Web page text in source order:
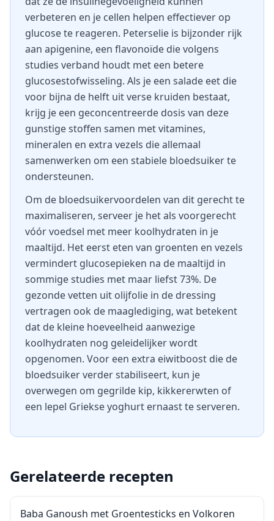
verbeteren en je cellen helpen effectiever op
glucose te reageren. Peterselie is bijzonder rijk
aan apigenine, een flavonoïde die volgens
studies verband houdt met een betere
glucosestofwisseling. Als je een salade eet die
voor bijna de helft uit verse kruiden bestaat,
krijg je een geconcentreerde dosis van deze
gunstige stoffen samen met vitamines,
mineralen en extra vezels die allemaal
samenwerken om een stabiele bloedsuiker te
ondersteunen.
Om de bloedsuikervoordelen van dit gerecht te
maximaliseren, serveer je het als voorgerecht
vóór voedsel met meer koolhydraten in je
maaltijd. Het eerst eten van groenten en vezels
vermindert glucosepieken na de maaltijd in
sommige studies met maar liefst 73%. De
gezonde vetten uit olijfolie in de dressing
vertragen ook de maaglediging, wat betekent
dat de kleine hoeveelheid aanwezige
koolhydraten nog geleidelijker wordt
opgenomen. Voor een extra eiwitboost die de
bloedsuiker verder stabiliseert, kun je
overwegen om gegrilde kip, kikkererwten of
een lepel Griekse yoghurt ernaast te serveren.
Gerelateerde recepten
Baba Ganoush met Groentesticks en Volkoren